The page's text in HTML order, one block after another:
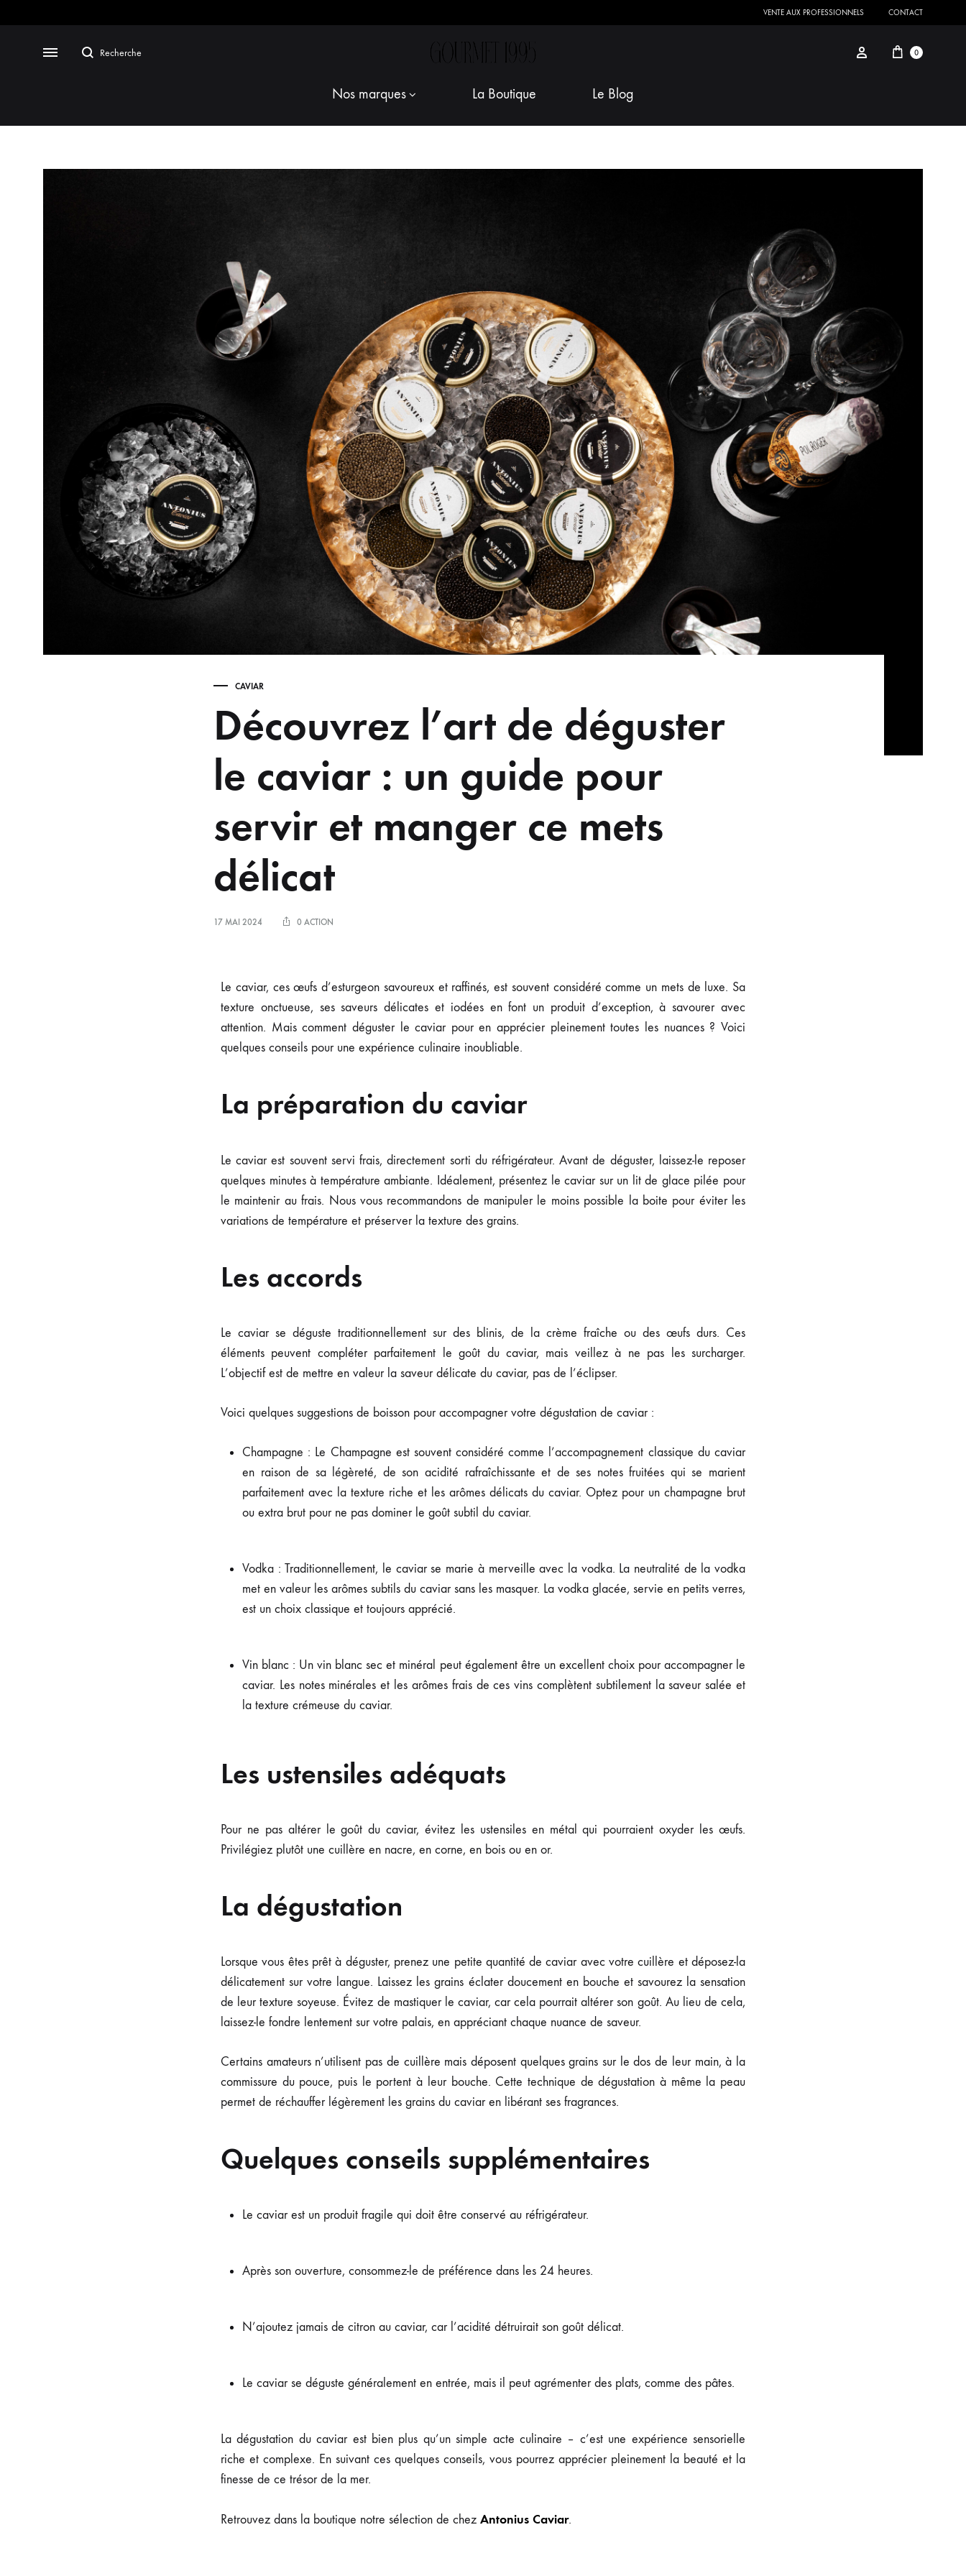
VENTE AUX PROFESSIONNELS CONTACT
Caviar
0
Nos marques La Boutique Le Blog
CAVIAR
Découvrez l’art de déguster
le caviar : un guide pour
servir et manger ce mets
délicat
17 MAI 2024 0 ACTION
Le caviar, ces œufs d’esturgeon savoureux et raffinés, est souvent considéré comme un mets de luxe. Sa
texture onctueuse, ses saveurs délicates et iodées en font un produit d’exception, à savourer avec
attention. Mais comment déguster le caviar pour en apprécier pleinement toutes les nuances ? Voici
quelques conseils pour une expérience culinaire inoubliable.
La préparation du caviar
Le caviar est souvent servi frais, directement sorti du réfrigérateur. Avant de déguster, laissez-le reposer
quelques minutes à température ambiante. Idéalement, présentez le caviar sur un lit de glace pilée pour
le maintenir au frais. Nous vous recommandons de manipuler le moins possible la boite pour éviter les
variations de température et préserver la texture des grains.
Les accords
Le caviar se déguste traditionnellement sur des blinis, de la crème fraîche ou des œufs durs. Ces
éléments peuvent compléter parfaitement le goût du caviar, mais veillez à ne pas les surcharger.
L’objectif est de mettre en valeur la saveur délicate du caviar, pas de l’éclipser.
Voici quelques suggestions de boisson pour accompagner votre dégustation de caviar :
Champagne : Le Champagne est souvent considéré comme l’accompagnement classique du caviar
en raison de sa légèreté, de son acidité rafraîchissante et de ses notes fruitées qui se marient
parfaitement avec la texture riche et les arômes délicats du caviar. Optez pour un champagne brut
ou extra brut pour ne pas dominer le goût subtil du caviar.
Vodka : Traditionnellement, le caviar se marie à merveille avec la vodka. La neutralité de la vodka
met en valeur les arômes subtils du caviar sans les masquer. La vodka glacée, servie en petits verres,
est un choix classique et toujours apprécié.
Vin blanc : Un vin blanc sec et minéral peut également être un excellent choix pour accompagner le
caviar. Les notes minérales et les arômes frais de ces vins complètent subtilement la saveur salée et
la texture crémeuse du caviar.
Les ustensiles adéquats
Pour ne pas altérer le goût du caviar, évitez les ustensiles en métal qui pourraient oxyder les œufs.
Privilégiez plutôt une cuillère en nacre, en corne, en bois ou en or.
La dégustation
Lorsque vous êtes prêt à déguster, prenez une petite quantité de caviar avec votre cuillère et déposez-la
délicatement sur votre langue. Laissez les grains éclater doucement en bouche et savourez la sensation
de leur texture soyeuse. Évitez de mastiquer le caviar, car cela pourrait altérer son goût. Au lieu de cela,
laissez-le fondre lentement sur votre palais, en appréciant chaque nuance de saveur.
Certains amateurs n’utilisent pas de cuillère mais déposent quelques grains sur le dos de leur main, à la
commissure du pouce, puis le portent à leur bouche. Cette technique de dégustation à même la peau
permet de réchauffer légèrement les grains du caviar en libérant ses fragrances.
Quelques conseils supplémentaires
Le caviar est un produit fragile qui doit être conservé au réfrigérateur.
Après son ouverture, consommez-le de préférence dans les 24 heures.
N’ajoutez jamais de citron au caviar, car l’acidité détruirait son goût délicat.
Le caviar se déguste généralement en entrée, mais il peut agrémenter des plats, comme des pâtes.
La dégustation du caviar est bien plus qu’un simple acte culinaire – c’est une expérience sensorielle
riche et complexe. En suivant ces quelques conseils, vous pourrez apprécier pleinement la beauté et la
finesse de ce trésor de la mer.
Retrouvez dans la boutique notre sélection de chez Antonius Caviar.